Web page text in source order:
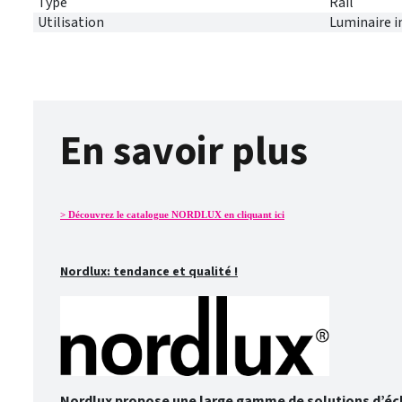
Utilisation
Luminaire
En savoir plus
> Découvrez le catalogue NORDLUX en cliquant ici
Nordlux: tendance et qualité !